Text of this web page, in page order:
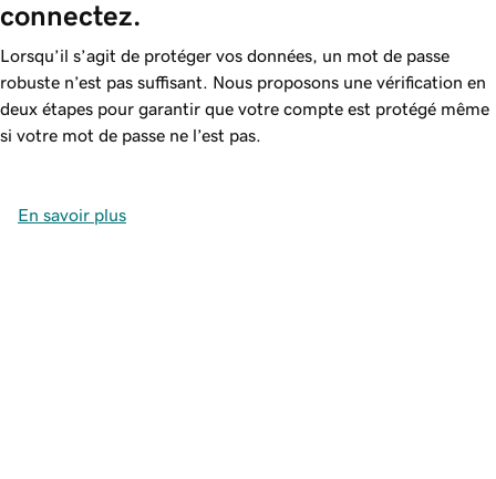
connectez.
Lorsqu’il s’agit de protéger vos données, un mot de passe
robuste n’est pas suffisant. Nous proposons une vérification en
deux étapes pour garantir que votre compte est protégé même
si votre mot de passe ne l’est pas.
En savoir plus